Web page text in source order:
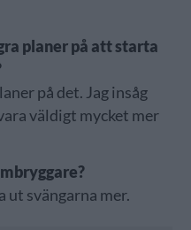
planer på att starta
på det. Jag insåg
väldigt mycket mer
ut svängarna mer.